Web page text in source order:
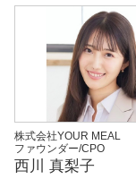
株式会社YOUR MEAL
ファウンダー/CPO
西川 真梨子